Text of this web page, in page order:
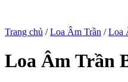
Trang chủ / Loa Âm Trần / Loa
Loa Âm Trần